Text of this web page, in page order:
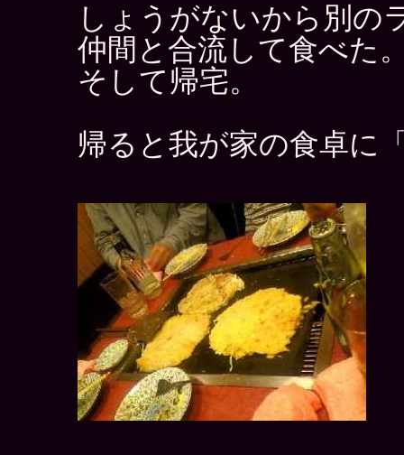
しょうがないから別の
仲間と合流して食べた
そして帰宅。
帰ると我が家の食卓に